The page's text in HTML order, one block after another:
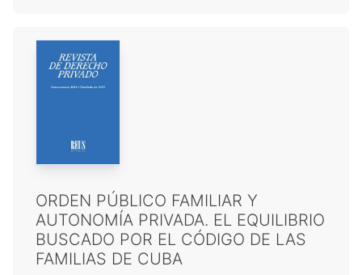
ORDEN PÚBLICO FAMILIAR Y
AUTONOMÍA PRIVADA. EL EQUILIBRIO
BUSCADO POR EL CÓDIGO DE LAS
FAMILIAS DE CUBA